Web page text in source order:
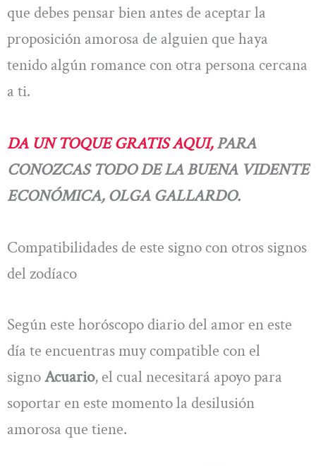
que debes pensar bien antes de aceptar la
proposición amorosa de alguien que haya
tenido algún romance con otra persona cercana
a ti.
DA UN TOQUE GRATIS AQUI,PARA
CONOZCAS TODO DE LA BUENA VIDENTE
ECONÓMICA, OLGA GALLARDO.
Compatibilidades de este signo con otros signos
del zodíaco
Según este horóscopo diario del amor en este
día te encuentras muy compatible con el
signoAcuario, el cual necesitará apoyo para
soportar en este momento la desilusión
amorosa que tiene.